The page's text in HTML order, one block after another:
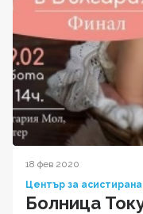
18 фев 2020
Център за
Болница